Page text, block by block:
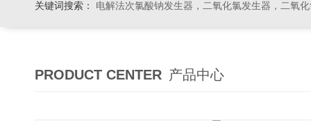
关键词搜索： 电解法次氯酸钠发生器，二氧化氯发生器，二氧化氯投加器，缓释消毒器
PRODUCT CENTER 产品中心